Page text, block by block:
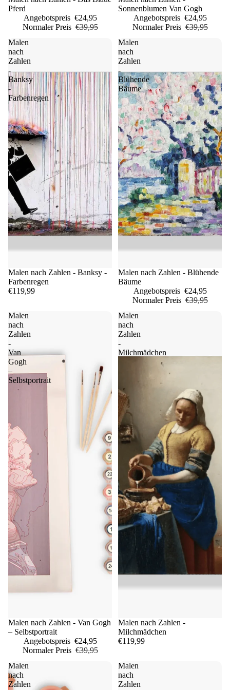
Pferd
Angebotspreis €24,95
Normaler Preis €39,95
Sonnenblumen Van Gogh
Angebotspreis €24,95
Normaler Preis €39,95
Malen
nach
Zahlen
-
Banksy
-
Farbenregen
Malen nach Zahlen - Banksy -
Farbenregen
€119,99
Malen
nach
Zahlen
-
Blühende
Bäume
Sale
Malen nach Zahlen - Blühende
Bäume
Angebotspreis €24,95
Normaler Preis €39,95
Malen
nach
Zahlen
-
Van
Gogh
–
Selbstportrait
Sale
Malen nach Zahlen - Van Gogh
– Selbstportrait
Angebotspreis €24,95
Normaler Preis €39,95
Malen
nach
Zahlen
-
Milchmädchen
Malen nach Zahlen -
Milchmädchen
€119,99
Malen
nach
Zahlen
Malen
nach
Zahlen